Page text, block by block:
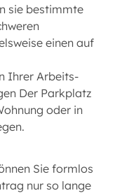
sie bestimmte
einen auf
Ihrer Arbeits-
Der Parkplatz
oder in
Sie formlos
nur so lange